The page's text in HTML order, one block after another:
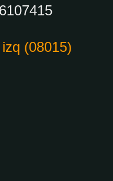
(08015)